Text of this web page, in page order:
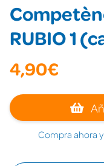
RUBIO 1
4,90€
Compra ahora